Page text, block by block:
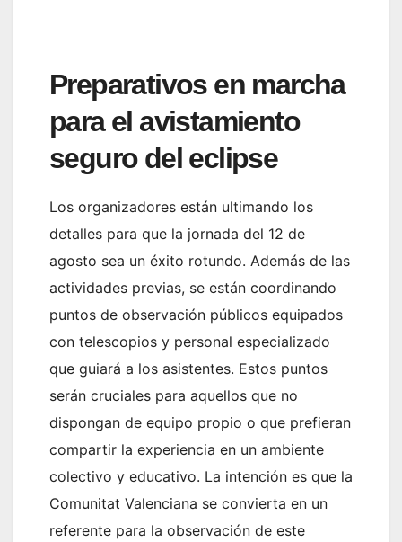
Preparativos en marcha
para el avistamiento
seguro del eclipse
Los organizadores están ultimando los
detalles para que la jornada del 12 de
agosto sea un éxito rotundo. Además de las
actividades previas, se están coordinando
puntos de observación públicos equipados
con telescopios y personal especializado
que guiará a los asistentes. Estos puntos
serán cruciales para aquellos que no
dispongan de equipo propio o que prefieran
compartir la experiencia en un ambiente
colectivo y educativo. La intención es que la
Comunitat Valenciana se convierta en un
referente para la observación de este